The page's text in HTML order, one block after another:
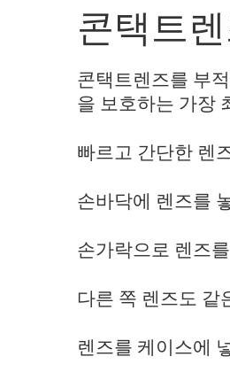
콘택트
콘택트렌즈를 부
을 보호하는 가장
빠르고 간단한 렌
손바닥에 렌즈를
손가락으로 렌즈
다른 쪽 렌즈도 같
렌즈를 케이스에